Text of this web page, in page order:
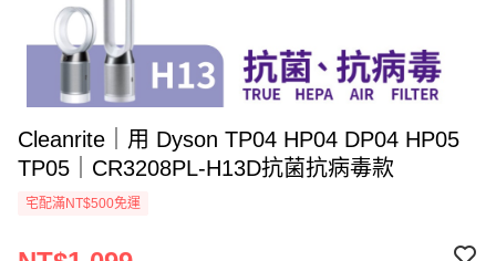
Cleanrite｜用 Dyson TP04 HP04 DP04 HP05
TP05｜CR3208PL-H13D抗菌抗病毒款
宅配滿NT$500免運